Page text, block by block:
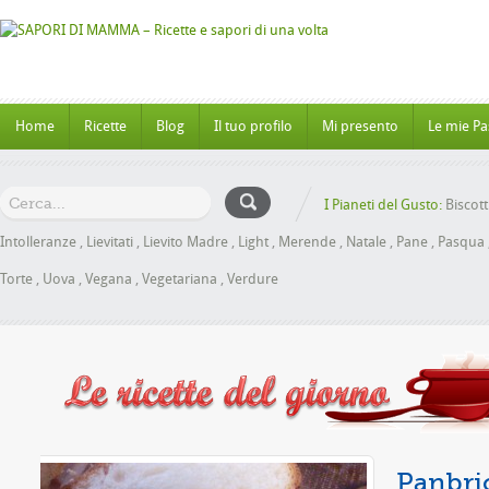
Home Ricette Blog Il tuo profilo Mi presento Le mie
I Pianeti del Gusto:
Intolleranze , Lievitati , Lievito Madre , Light , Merende , Natale , Pane , Pasqua
Torte , Uova , Vegana , Vegetariana , Verdure
senza